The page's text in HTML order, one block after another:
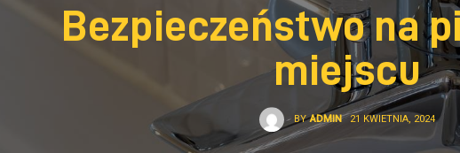
Bezpieczeństwo na
miejscu
BY ADMIN 21 KWIETNIA, 2024